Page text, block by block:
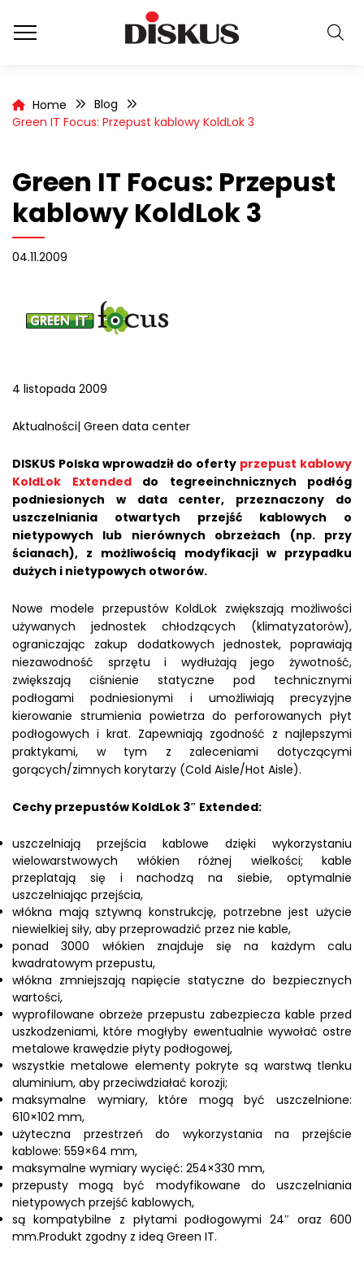
Home
Blog
Green IT Focus: Przepust kablowy KoldLok 3
Green IT Focus: Przepust
kablowy KoldLok 3
04.11.2009
4 listopada 2009
Aktualności| Green data center
DISKUS Polska wprowadził do oferty przepust kablowy
KoldLok Extendeddo tegreeinchnicznych podłóg
podniesionych w data center, przeznaczony do
uszczelniania otwartych przejść kablowych o
nietypowych lub nierównych obrzeżach (np. przy
ścianach), z możliwością modyfikacji w przypadku
dużych i nietypowych otworów.
Nowe modele przepustów KoldLok zwiększają możliwości
używanych jednostek chłodzących (klimatyzatorów),
ograniczając zakup dodatkowych jednostek, poprawiają
niezawodność sprzętu i wydłużają jego żywotność,
zwiększają ciśnienie statyczne pod technicznymi
podłogami podniesionymi i umożliwiają precyzyjne
kierowanie strumienia powietrza do perforowanych płyt
podłogowych i krat. Zapewniają zgodność z najlepszymi
praktykami, w tym z zaleceniami dotyczącymi
gorących/zimnych korytarzy (Cold Aisle/Hot Aisle).
Cechy przepustów KoldLok 3″ Extended:
uszczelniają przejścia kablowe dzięki wykorzystaniu
wielowarstwowych włókien różnej wielkości; kable
przeplatają się i nachodzą na siebie, optymalnie
uszczelniając przejścia,
włókna mają sztywną konstrukcję, potrzebne jest użycie
niewielkiej siły, aby przeprowadzić przez nie kable,
ponad 3000 włókien znajduje się na każdym calu
kwadratowym przepustu,
włókna zmniejszają napięcie statyczne do bezpiecznych
wartości,
wyprofilowane obrzeże przepustu zabezpiecza kable przed
uszkodzeniami, które mogłyby ewentualnie wywołać ostre
metalowe krawędzie płyty podłogowej,
wszystkie metalowe elementy pokryte są warstwą tlenku
aluminium, aby przeciwdziałać korozji;
maksymalne wymiary, które mogą być uszczelnione:
610×102 mm,
użyteczna przestrzeń do wykorzystania na przejście
kablowe: 559×64 mm,
maksymalne wymiary wycięć: 254×330 mm,
przepusty mogą być modyfikowane do uszczelniania
nietypowych przejść kablowych,
są kompatybilne z płytami podłogowymi 24″ oraz 600
mm.Produkt zgodny z ideą Green IT.